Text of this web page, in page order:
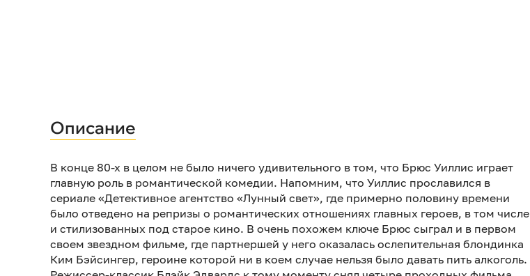
Описание
В конце 80-х в целом не было ничего удивительного в том, что Брюс Уиллис играет
главную роль в романтической комедии. Напомним, что Уиллис прославился в
сериале «Детективное агентство «Лунный свет», где примерно половину времени
было отведено на репризы о романтических отношениях главных героев, в том числе
и стилизованных под старое кино. В очень похожем ключе Брюс сыграл и в первом
своем звездном фильме, где партнершей у него оказалась ослепительная блондинка
Ким Бэйсингер, героине которой ни в коем случае нельзя было давать пить алкоголь.